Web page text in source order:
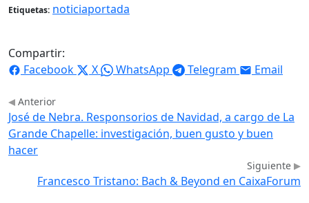
Etiquetas: noticiaportada
Compartir:
Facebook
X WhatsApp Telegram Email
Anterior
José de Nebra. Responsorios de Navidad, a cargo de La
Grande Chapelle: investigación, buen gusto y buen
hacer
Siguiente
Francesco Tristano: Bach & Beyond en CaixaForum